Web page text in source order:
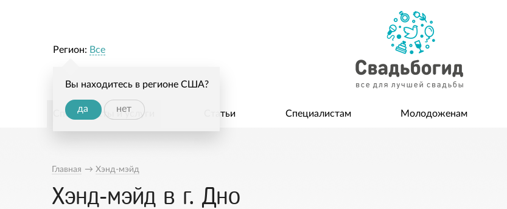
Регион: Все
Вы находитесь в регионе США?
да нет
Специалисты и услуги Статьи Специалистам Молодоженам
Главная → Хэнд-мэйд
Хэнд-мэйд в г. Дно